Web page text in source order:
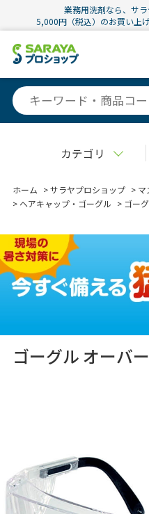
業務用洗剤なら、サ
5,000円（税込）のお買い上
カテゴリ
ホーム >サラヤプロショップ > マ
> ヘアキャップ・ゴーグル > ゴー
ゴーグル オーバ